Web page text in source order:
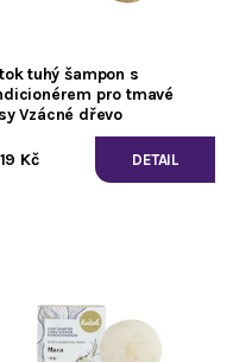
tuhý šampon s
pro tmavé
Vzácné dřevo
Kč DETAIL